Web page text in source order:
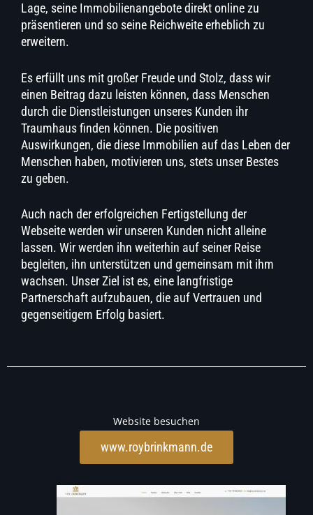
Lage, seine Immobilienangebote direkt online zu
präsentieren und so seine Reichweite erheblich zu
erweitern.
Es erfüllt uns mit großer Freude und Stolz, dass wir
einen Beitrag dazu leisten können, dass Menschen
durch die Dienstleistungen unseres Kunden ihr
Traumhaus finden können. Die positiven
Auswirkungen, die diese Immobilien auf das Leben der
Menschen haben, motivieren uns, stets unser Bestes
zu geben.
Auch nach der erfolgreichen Fertigstellung der
Webseite werden wir unseren Kunden nicht alleine
lassen. Wir werden ihn weiterhin auf seiner Reise
begleiten, ihn unterstützen und gemeinsam mit ihm
wachsen. Unser Ziel ist es, eine langfristige
Partnerschaft aufzubauen, die auf Vertrauen und
gegenseitigem Erfolg basiert.
Website besuchen
www.roybrinkmann.de